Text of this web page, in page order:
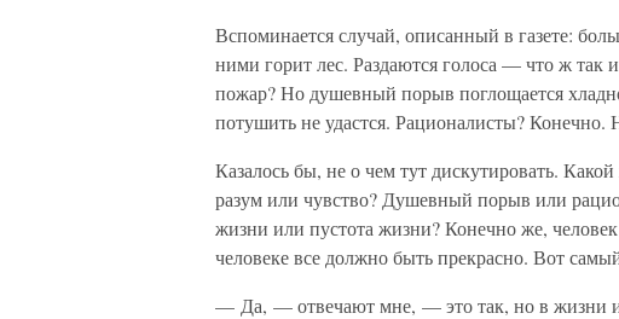
Вспоминается случай, описанный в газете:
ними горит лес. Раздаются голоса — что ж так
пожар? Но душевный порыв поглощается
потушить не удастся. Рационалисты? Конечно.
Казалось бы, не о чем тут дискутировать.
разум или чувство? Душевный порыв или
жизни или пустота жизни? Конечно же,
человеке все должно быть прекрасно. Вот
— Да, — отвечают мне, — это так, но в жизни и